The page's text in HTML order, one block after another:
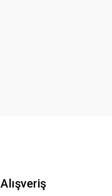
Alışveriş